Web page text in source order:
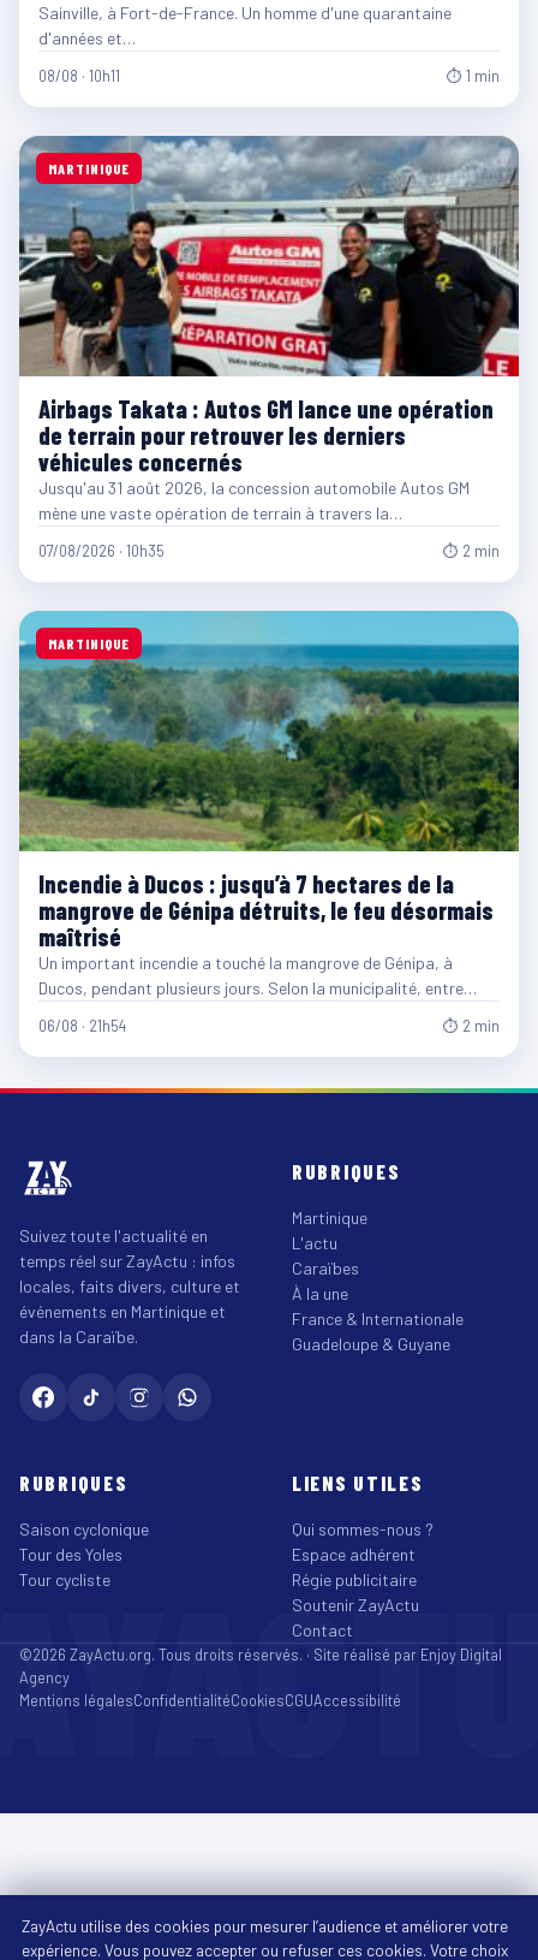
Sainville, à Fort-de-France. Un homme d'une quarantaine
d'années et…
08/08 · 10h11 ⏱ 1 min
MARTINIQUE
Airbags Takata : Autos GM lance une opération
de terrain pour retrouver les derniers
véhicules concernés
Jusqu'au 31 août 2026, la concession automobile Autos GM
mène une vaste opération de terrain à travers la…
07/08/2026 · 10h35 ⏱ 2 min
MARTINIQUE
Incendie à Ducos : jusqu’à 7 hectares de la
mangrove de Génipa détruits, le feu désormais
maîtrisé
Un important incendie a touché la mangrove de Génipa, à
Ducos, pendant plusieurs jours. Selon la municipalité, entre…
06/08 · 21h54 ⏱ 2 min
Suivez toute l'actualité en
temps réel sur ZayActu : infos
locales, faits divers, culture et
événements en Martinique et
dans la Caraïbe.
RUBRIQUES
Martinique
L'actu
Caraïbes
À la une
France & Internationale
Guadeloupe & Guyane
RUBRIQUES
Saison cyclonique
Tour des Yoles
Tour cycliste
LIENS UTILES
Qui sommes-nous ?
Espace adhérent
Régie publicitaire
Soutenir ZayActu
Contact
©2026 ZayActu.org. Tous droits réservés. · Site réalisé par Enjoy Digital
Agency
Mentions légalesConfidentialitéCookiesCGUAccessibilité
ZayActu utilise des cookies pour mesurer l’audience et améliorer votre
expérience. Vous pouvez accepter ou refuser ces cookies. Votre choix